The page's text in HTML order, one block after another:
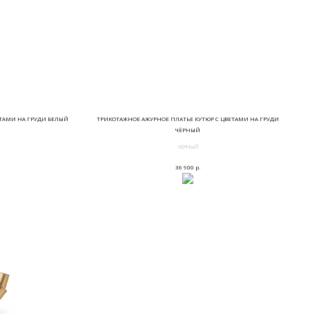
НА ГРУДИ БЕЛЫЙ
ТРИКОТАЖНОЕ АЖУРНОЕ ПЛАТЬЕ КУТЮР С ЦВЕТАМИ НА ГРУДИ
ЧЁРНЫЙ
ЧЁРНЫЙ
36 900 р.